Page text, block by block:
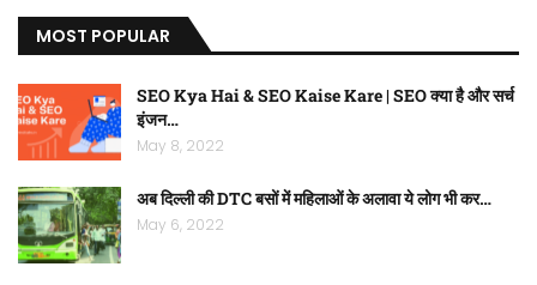
MOST POPULAR
SEO Kya Hai & SEO Kaise Kare | SEO क्या है और सर्च
इंजन…
May 8, 2022
अब दिल्ली की DTC बसों में महिलाओं के अलावा ये लोग भी कर…
May 6, 2022